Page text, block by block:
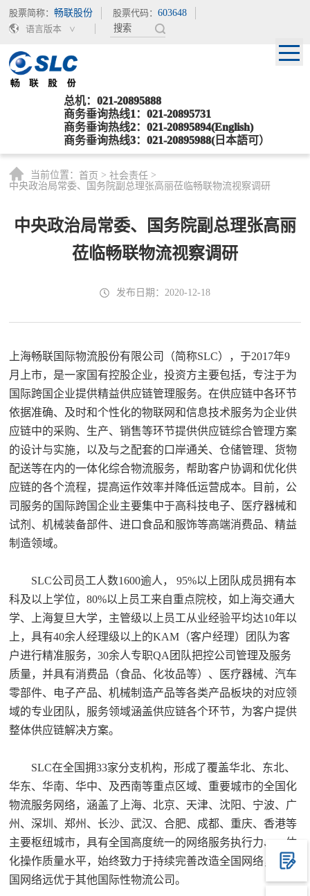
股票简称：畅联股份 股票代码：603648
语言版本
总机：021-20895888
商务垂询热线1：021-20895731
商务垂询热线2：021-20895894(English)
商务垂询热线3：021-20895988(日本語可）
当前位置：首页 >社会责任 >
中央政治局常委、国务院副总理张高丽莅临畅联物流视察调研
中央政治局常委、国务院副总理张高丽
莅临畅联物流视察调研
发布日期：2020-12-18
上海畅联国际物流股份有限公司（简称SLC），于2017年9
月上市，是一家国有控股企业，投资方主要包括，专注于为
国际跨国企业提供精益供应链管理服务。在供应链中各环节
依据准确、及时和个性化的物联网和信息技术服务为企业供
应链中的采购、生产、销售等环节提供供应链综合管理方案
的设计与实施，以及与之配套的口岸通关、仓储管理、货物
配送等在内的一体化综合物流服务，帮助客户协调和优化供
应链的各个流程，提高运作效率并降低运营成本。目前，公
司服务的国际跨国企业主要集中于高科技电子、医疗器械和
试剂、机械装备部件、进口食品和服饰等高端消费品、精益
制造领域。
SLC公司员工人数1600逾人， 95%以上团队成员拥有本
科及以上学位，80%以上员工来自重点院校，如上海交通大
学、上海复旦大学，主管级以上员工从业经验平均达10年以
上，具有40余人经理级以上的KAM（客户经理）团队为客
户进行精准服务，30余人专职QA团队把控公司管理及服务
质量，并具有消费品（食品、化妆品等）、医疗器械、汽车
零部件、电子产品、机械制造产品等各类产品板块的对应领
域的专业团队，服务领域涵盖供应链各个环节，为客户提供
整体供应链解决方案。
SLC在全国拥33家分支机构，形成了覆盖华北、东北、
华东、华南、华中、及西南等重点区域、重要城市的全国化
物流服务网络，涵盖了上海、北京、天津、沈阳、宁波、广
州、深圳、郑州、长沙、武汉、合肥、成都、重庆、香港等
主要枢纽城市，具有全国高度统一的网络服务执行力、一体
化操作质量水平，始终致力于持续完善改造全国网络，在中
国网络远优于其他国际性物流公司。